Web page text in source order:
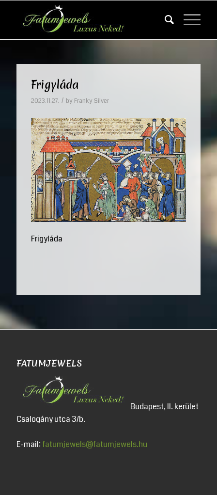
Frigyláda
2023.11.27. / by Franky Silver
Frigyláda
FATUMJEWELS
Budapest, II. kerület
Csalogány utca 3/b.
E-mail: fatumjewels@fatumjewels.hu